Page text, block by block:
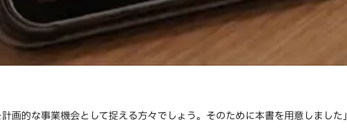
画的な事業機会として捉える方々でしょう。そのために本書を用意しました」